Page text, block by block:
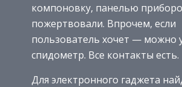
компоновку, панелью
пожертвовали. Впрочем, если
пользователь хочет — можно
спидометр. Все контакты есть.
Для электронного гаджета